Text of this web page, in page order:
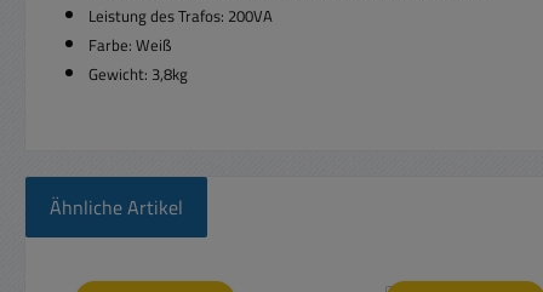
Leistung des Trafos: 200VA
Farbe: Weiß
Gewicht: 3,8kg
Ähnliche Artikel
Produktgalerie überspringen